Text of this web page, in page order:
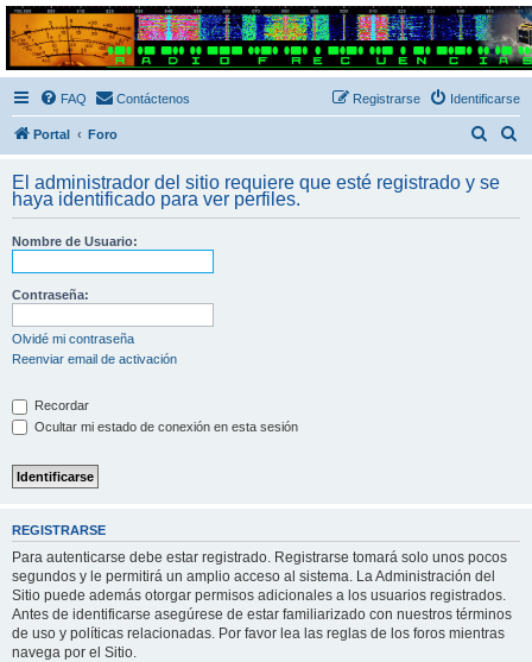
Radio Frecuencias
Foro de Radio Frecuencias
FAQ Contáctenos Identificarse
Registrarse
Portal Foro
c
s
c
El administrador del sitio requiere que esté registrado y se
haya identificado para ver perfiles.
Nombre de Usuario:
Contraseña:
Olvidé mi contraseña
Reenviar email de activación
Recordar
Ocultar mi estado de conexión en esta sesión
REGISTRARSE
Para autenticarse debe estar registrado. Registrarse tomará solo unos pocos
segundos y le permitirá un amplio acceso al sistema. La Administración del
Sitio puede además otorgar permisos adicionales a los usuarios registrados.
Antes de identificarse asegúrese de estar familiarizado con nuestros términos
de uso y políticas relacionadas. Por favor lea las reglas de los foros mientras
navega por el Sitio.